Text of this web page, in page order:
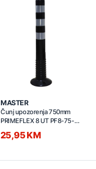
MASTER
Čunj upozorenja 750mm
PRIMEFLEX 8 UT PF8-75-
BK-ST crno-sivi
25,95 KM